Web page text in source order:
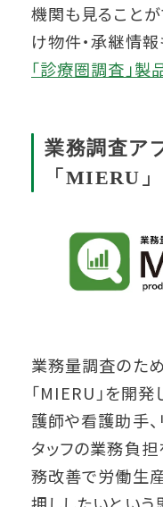
機関も見ることが
け物件・承継情報
「診療圏調査」
業務調査ア
「MIERU」
業務量調査のた
「MIERU」を開発
護師や看護助手、
タッフの業務負
務改善で労働生